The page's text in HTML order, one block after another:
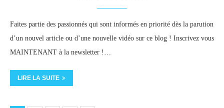
Faites partie des passionnés qui sont informés en priorité dès la parution
d’un nouvel article ou d’une nouvelle vidéo sur ce blog ! Inscrivez vous
MAINTENANT à la newsletter !…
LIRE LA SUITE